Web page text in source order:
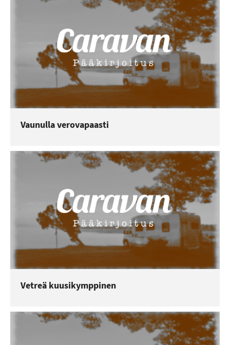
Vaunulla verovapaasti
Vetreä kuusikymppinen